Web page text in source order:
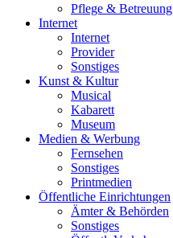
Pflege & Betreuung
Internet
Internet
Provider
Sonstiges
Kunst & Kultur
Musical
Kabarett
Museum
Medien & Werbung
Fernsehen
Sonstiges
Printmedien
Öffentliche Einrichtungen
Ämter & Behörden
Sonstiges